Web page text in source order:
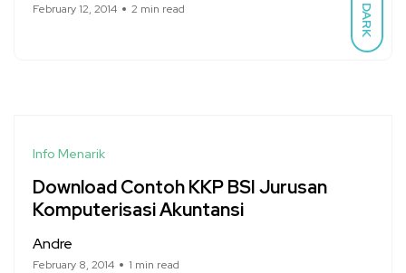
DARK
February 12, 2014 2 min read
Info Menarik
Download Contoh KKP BSI Jurusan
Komputerisasi Akuntansi
Andre
February 8, 2014 1 min read